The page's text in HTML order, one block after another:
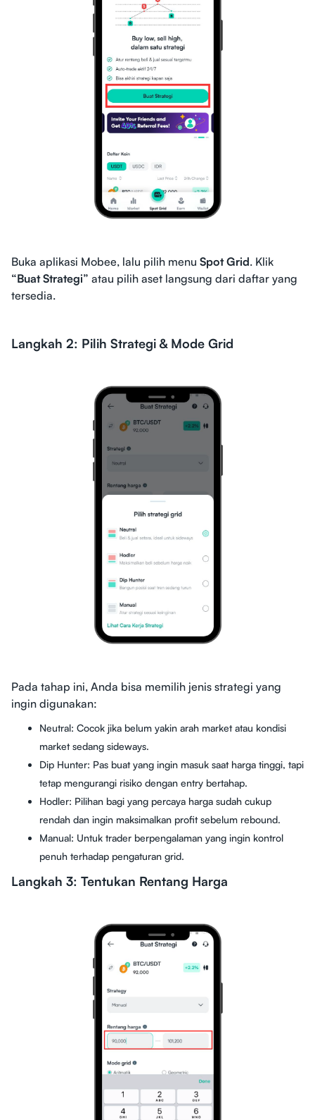
Buka aplikasi Mobee, lalu pilih menu Spot Grid. Klik
“Buat Strategi” atau pilih aset langsung dari daftar yang
tersedia.
Langkah 2: Pilih Strategi & Mode Grid
Pada tahap ini, Anda bisa memilih jenis strategi yang
ingin digunakan:
Neutral: Cocok jika belum yakin arah market atau kondisi
market sedang sideways.
Dip Hunter: Pas buat yang ingin masuk saat harga tinggi, tapi
tetap mengurangi risiko dengan entry bertahap.
Hodler: Pilihan bagi yang percaya harga sudah cukup
rendah dan ingin maksimalkan profit sebelum rebound.
Manual: Untuk trader berpengalaman yang ingin kontrol
penuh terhadap pengaturan grid.
Langkah 3: Tentukan Rentang Harga